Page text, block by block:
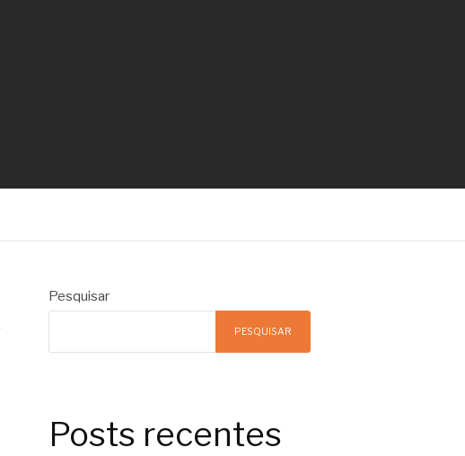
Pesquisar
PESQUISAR
Posts recentes